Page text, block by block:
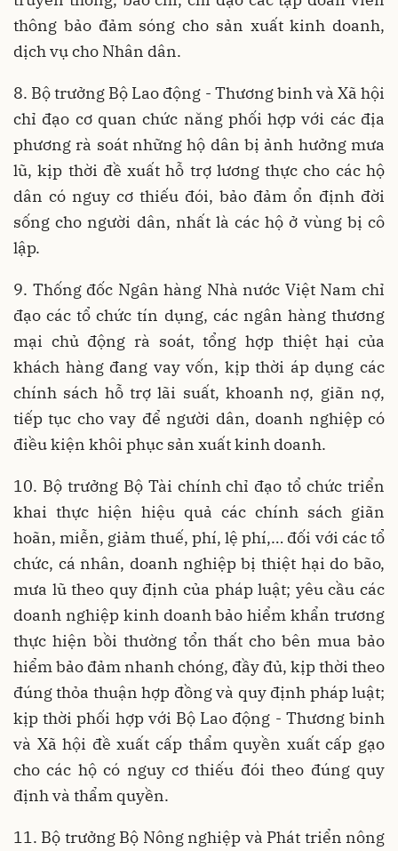
thông bảo đảm sóng cho sản xuất kinh doanh,
dịch vụ cho Nhân dân.
8. Bộ trưởng Bộ Lao động - Thương binh và Xã hội
chỉ đạo cơ quan chức năng phối hợp với các địa
phương rà soát những hộ dân bị ảnh hưởng mưa
lũ, kịp thời đề xuất hỗ trợ lương thực cho các hộ
dân có nguy cơ thiếu đói, bảo đảm ổn định đời
sống cho người dân, nhất là các hộ ở vùng bị cô
lập.
9. Thống đốc Ngân hàng Nhà nước Việt Nam chỉ
đạo các tổ chức tín dụng, các ngân hàng thương
mại chủ động rà soát, tổng hợp thiệt hại của
khách hàng đang vay vốn, kịp thời áp dụng các
chính sách hỗ trợ lãi suất, khoanh nợ, giãn nợ,
tiếp tục cho vay để người dân, doanh nghiệp có
điều kiện khôi phục sản xuất kinh doanh.
10. Bộ trưởng Bộ Tài chính chỉ đạo tổ chức triển
khai thực hiện hiệu quả các chính sách giãn
hoãn, miễn, giảm thuế, phí, lệ phí,… đối với các tổ
chức, cá nhân, doanh nghiệp bị thiệt hại do bão,
mưa lũ theo quy định của pháp luật; yêu cầu các
doanh nghiệp kinh doanh bảo hiểm khẩn trương
thực hiện bồi thường tổn thất cho bên mua bảo
hiểm bảo đảm nhanh chóng, đầy đủ, kịp thời theo
đúng thỏa thuận hợp đồng và quy định pháp luật;
kịp thời phối hợp với Bộ Lao động - Thương binh
và Xã hội đề xuất cấp thẩm quyền xuất cấp gạo
cho các hộ có nguy cơ thiếu đói theo đúng quy
định và thẩm quyền.
11. Bộ trưởng Bộ Nông nghiệp và Phát triển nông